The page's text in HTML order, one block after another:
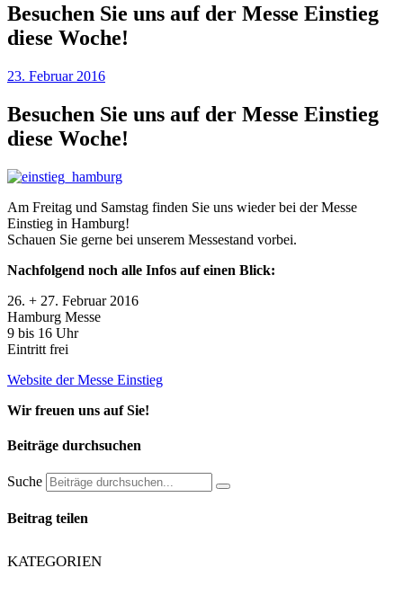
Besuchen Sie uns auf der Messe Einstieg
diese Woche!
23. Februar 2016
Besuchen Sie uns auf der Messe Einstieg
diese Woche!
Am Freitag und Samstag finden Sie uns wieder bei der Messe
Einstieg in Hamburg!
Schauen Sie gerne bei unserem Messestand vorbei.
Nachfolgend noch alle Infos auf einen Blick:
26. + 27. Februar 2016
Hamburg Messe
9 bis 16 Uhr
Eintritt frei
Website der Messe Einstieg
Wir freuen uns auf Sie!
Beiträge durchsuchen
Suche
Beitrag teilen
KATEGORIEN